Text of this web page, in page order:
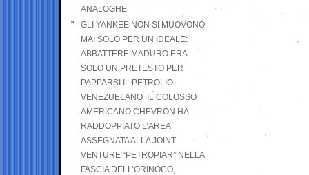
ANALOGHE
GLI YANKEE NON SI MUOVONO
MAI SOLO PER UN IDEALE:
ABBATTERE MADURO ERA
SOLO UN PRETESTO PER
PAPPARSI IL PETROLIO
VENEZUELANO .IL COLOSSO
AMERICANO CHEVRON HA
RADDOPPIATO L’AREA
ASSEGNATA ALLA JOINT
VENTURE “PETROPIAR” NELLA
FASCIA DELL’ORINOCO,